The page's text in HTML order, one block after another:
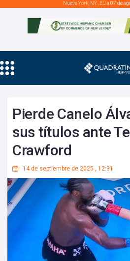
Nueva York, NY., EU a 07 de
Pierde Canelo
sus títulos ante
Crawford
14 de septiembre de 2025 , 12:31